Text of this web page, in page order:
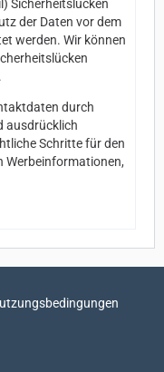
Sicherheitslücken
der Daten vor dem
werden. Wir können
durch
ausdrücklich
Schritte für den
Werbeinformationen,